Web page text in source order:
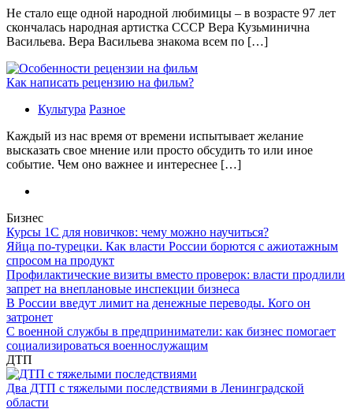
Не стало еще одной народной любимицы – в возрасте 97 лет
скончалась народная артистка СССР Вера Кузьминична
Васильева. Вера Васильева знакома всем по […]
Как написать рецензию на фильм?
Культура Разное
Каждый из нас время от времени испытывает желание
высказать свое мнение или просто обсудить то или иное
событие. Чем оно важнее и интереснее […]
Бизнес
Курсы 1С для новичков: чему можно научиться?
Яйца по-турецки. Как власти России борются с ажиотажным
спросом на продукт
Профилактические визиты вместо проверок: власти продлили
запрет на внеплановые инспекции бизнеса
В России введут лимит на денежные переводы. Кого он
затронет
С военной службы в предприниматели: как бизнес помогает
социализироваться военнослужащим
ДТП
Два ДТП с тяжелыми последствиями в Ленинградской
области